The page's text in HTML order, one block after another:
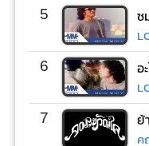
5 ซ
6 อ
7 ย้
ค